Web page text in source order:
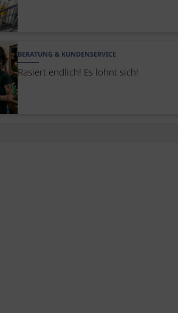
BERATUNG & KUNDENSERVICE
Rasiert endlich! Es lohnt sich!